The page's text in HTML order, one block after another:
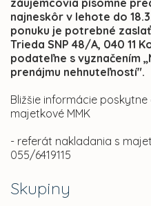
Skupiny
záujemcovia písomne
najneskôr v lehote do
ponuku je potrebné
Trieda SNP 48/A, 040 11
podateľne s vyznačením
prenájmu nehnuteľností".
Bližšie informácie
majetkové MMK
- referát nakladania s
055/6419115